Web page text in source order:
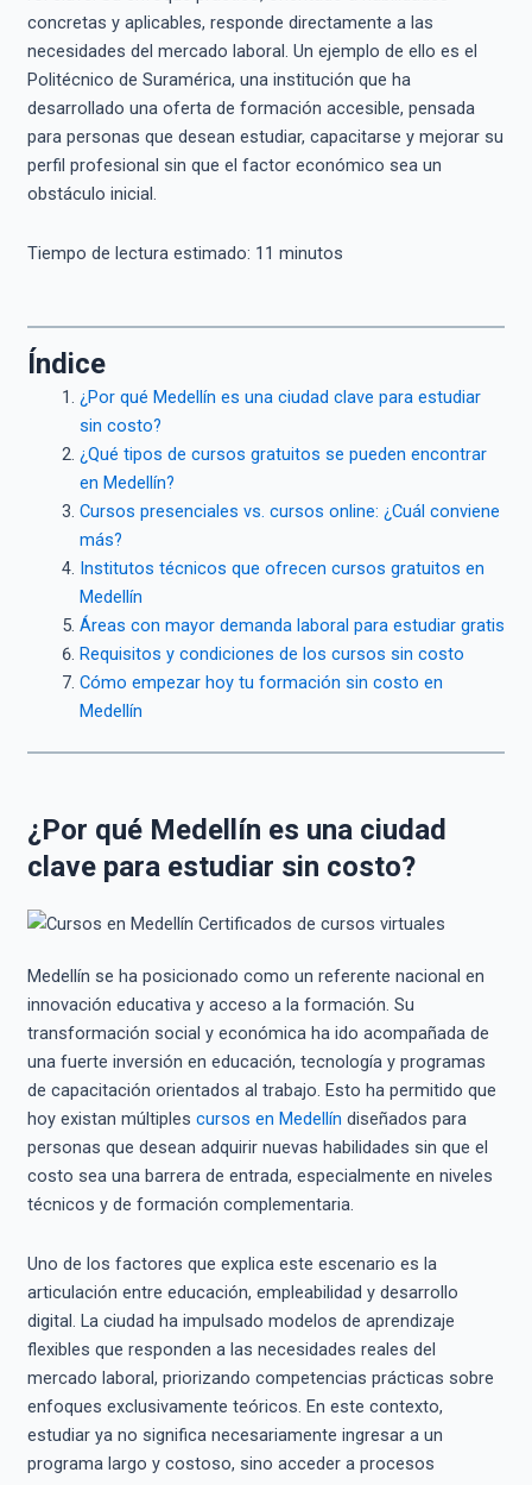
concretas y aplicables, responde directamente a las
necesidades del mercado laboral. Un ejemplo de ello es el
Politécnico de Suramérica, una institución que ha
desarrollado una oferta de formación accesible, pensada
para personas que desean estudiar, capacitarse y mejorar su
perfil profesional sin que el factor económico sea un
obstáculo inicial.
Tiempo de lectura estimado: 11 minutos
Índice
¿Por qué Medellín es una ciudad clave para estudiar
sin costo?
¿Qué tipos de cursos gratuitos se pueden encontrar
en Medellín?
Cursos presenciales vs. cursos online: ¿Cuál conviene
más?
Institutos técnicos que ofrecen cursos gratuitos en
Medellín
Áreas con mayor demanda laboral para estudiar gratis
Requisitos y condiciones de los cursos sin costo
Cómo empezar hoy tu formación sin costo en
Medellín
¿Por qué Medellín es una ciudad
clave para estudiar sin costo?
Medellín se ha posicionado como un referente nacional en
innovación educativa y acceso a la formación. Su
transformación social y económica ha ido acompañada de
una fuerte inversión en educación, tecnología y programas
de capacitación orientados al trabajo. Esto ha permitido que
hoy existan múltiples cursos en Medellín diseñados para
personas que desean adquirir nuevas habilidades sin que el
costo sea una barrera de entrada, especialmente en niveles
técnicos y de formación complementaria.
Uno de los factores que explica este escenario es la
articulación entre educación, empleabilidad y desarrollo
digital. La ciudad ha impulsado modelos de aprendizaje
flexibles que responden a las necesidades reales del
mercado laboral, priorizando competencias prácticas sobre
enfoques exclusivamente teóricos. En este contexto,
estudiar ya no significa necesariamente ingresar a un
programa largo y costoso, sino acceder a procesos